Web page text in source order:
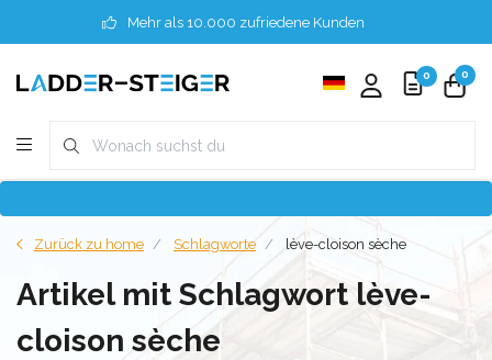
Mehr als 10.000 zufriedene Kunden
0 0
Zurück zu home Schlagworte lève-cloison sèche
Artikel mit Schlagwort lève-
cloison sèche